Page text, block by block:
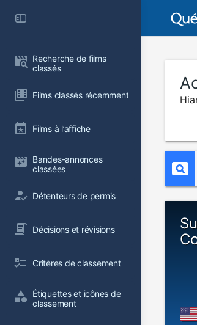
Recherche de films
classés
Films classés récemment
Films à l’affiche
Bandes-annonces
classées
Détenteurs de permis
Décisions et révisions
Critères de classement
Étiquettes et icônes de
classement